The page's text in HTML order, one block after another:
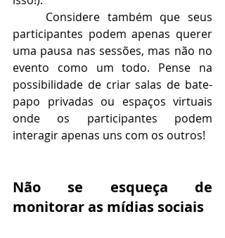
Considere também que seus
participantes podem apenas querer
uma pausa nas sessões, mas não no
evento como um todo. Pense na
possibilidade de criar salas de bate-
papo privadas ou espaços virtuais
onde os participantes podem
interagir apenas uns com os outros!
Não se esqueça de
monitorar as mídias sociais